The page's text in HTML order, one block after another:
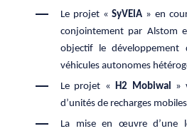
Le projet «SyVElA » en
conjointement par Alstom
objectif le développement
véhicules autonomes
Le projet « H2 Mobiwal
»
d’unités de recharges
La mise en œuvre d’une